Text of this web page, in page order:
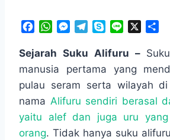
c
e
o
o
k
W
a
t
A
p
p
M
s
s
n
g
e
r
e
r
a
m
y
p
n
e
a
r
e
Sejarah Suku Alifuru –
manusia pertama yang
pulau seram serta wilayah
nama Alifuru sendiri berasal
yaitu alef dan juga uru
orang. Tidak hanya suku